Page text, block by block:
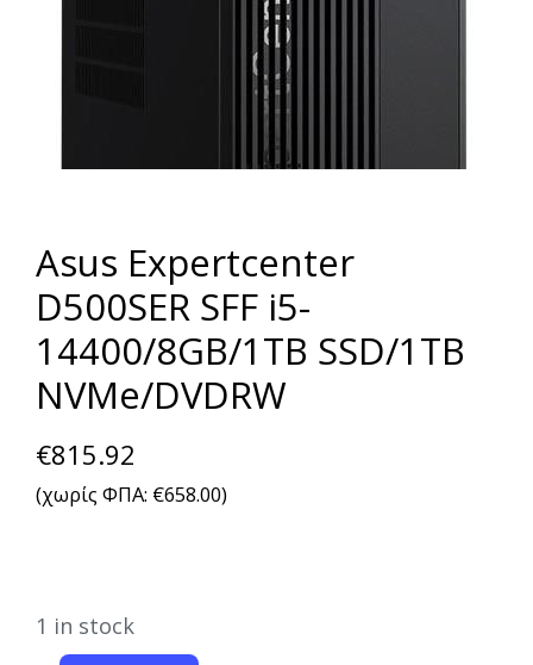
Asus Expertcenter
D500SER SFF i5-
14400/8GB/1TB SSD/1TB
NVMe/DVDRW
€815.92
(χωρίς ΦΠΑ: €658.00)
1 in stock